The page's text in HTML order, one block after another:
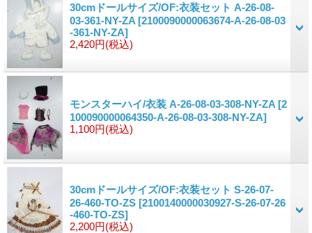
30cmドールサイズ/OF:衣装セット A-26-08-
03-361-NY-ZA [2100090000063674-A-26-08-03
-361-NY-ZA]
2,420円(税込)
モンスターハイ/衣装 A-26-08-03-308-NY-ZA [2
100090000064350-A-26-08-03-308-NY-ZA]
1,100円(税込)
30cmドールサイズ/OF:衣装セット S-26-07-
26-460-TO-ZS [2100140000030927-S-26-07-26
-460-TO-ZS]
2,200円(税込)